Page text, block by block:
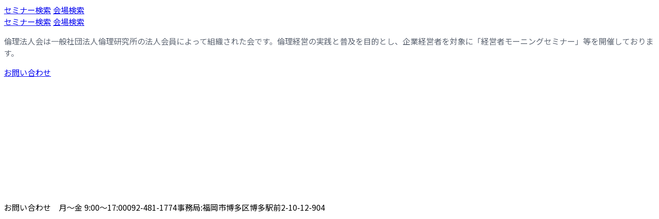
コ
ン
ン
ツ
へ
ス
ナ
ビ
ー
シ
ョ
ン
セミナー検索 会場検索
セミナー検索 会場検索
倫理法人会は一般社団法人倫理研究所の法人会員によって組織された会です。倫理経営の実践と普及を目的とし、企業経営者を対象に「経営者モーニングセミナー」等を開催しておりま
す。
お問い合わせ
お問い合わせ 月〜金 9:00〜17:00092-481-1774事務局:福岡市博多区博多駅前2-10-12-904